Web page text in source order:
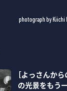
photograph by Kiichi
［よっさんか
の光景をもう